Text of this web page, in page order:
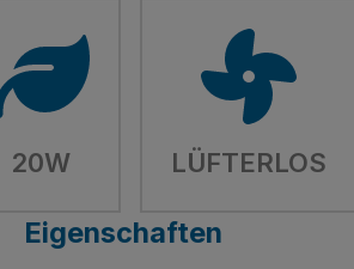
20W LÜFTERLOS
Eigenschaften